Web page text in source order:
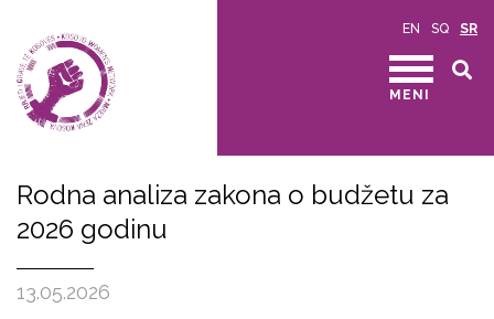
EN SQ SR
MENI
Rodna analiza zakona o budžetu za
2026 godinu
13.05.2026